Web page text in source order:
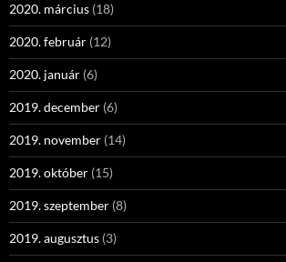
2020. március (18)
2020. február (12)
2020. január (6)
2019. december (6)
2019. november (14)
2019. október (15)
2019. szeptember (8)
2019. augusztus (3)